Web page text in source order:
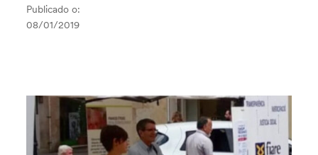
Publicado o:
08/01/2019